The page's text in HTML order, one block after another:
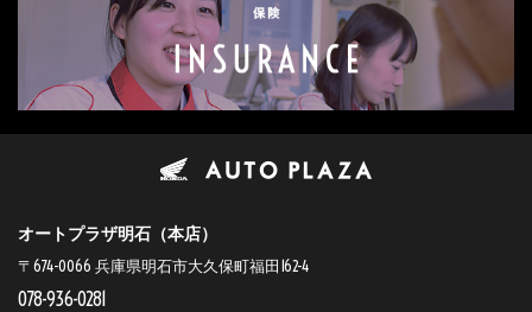
オートプラザ明石（本店）
〒674-0066 兵庫県明石市大久保町福田162-4
078-936-0281